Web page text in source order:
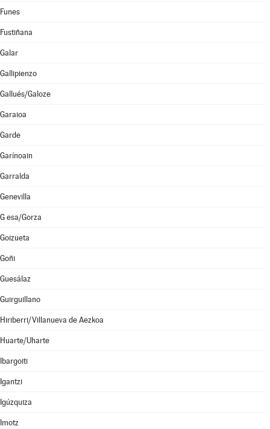
Funes
Fustiñana
Galar
Gallipienzo
Gallués/Galoze
Garaioa
Garde
Garínoain
Garralda
Genevilla
G esa/Gorza
Goizueta
Goñi
Guesálaz
Guirguillano
Hiriberri/Villanueva de Aezkoa
Huarte/Uharte
Ibargoiti
Igantzi
Igúzquiza
Imotz